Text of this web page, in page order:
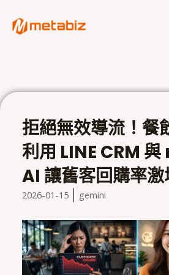
拒絕無效導流！餐
利用 LINE CRM
AI 讓舊客回購率激
2026-01-15 gemini